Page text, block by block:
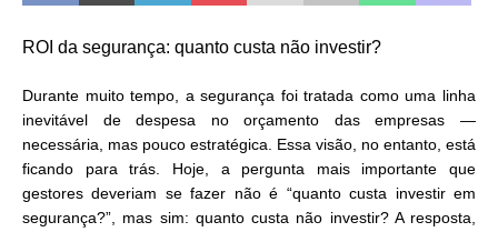
ROI da segurança: quanto custa não investir?
Durante muito tempo, a segurança foi tratada como uma linha
inevitável de despesa no orçamento das empresas —
necessária, mas pouco estratégica. Essa visão, no entanto, está
ficando para trás. Hoje, a pergunta mais importante que
gestores deveriam se fazer não é “quanto custa investir em
segurança?”, mas sim: quanto custa não investir? A resposta,